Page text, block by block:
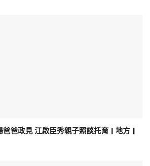
爸爸政見 江啟臣秀親子照談托育 | 地方 |